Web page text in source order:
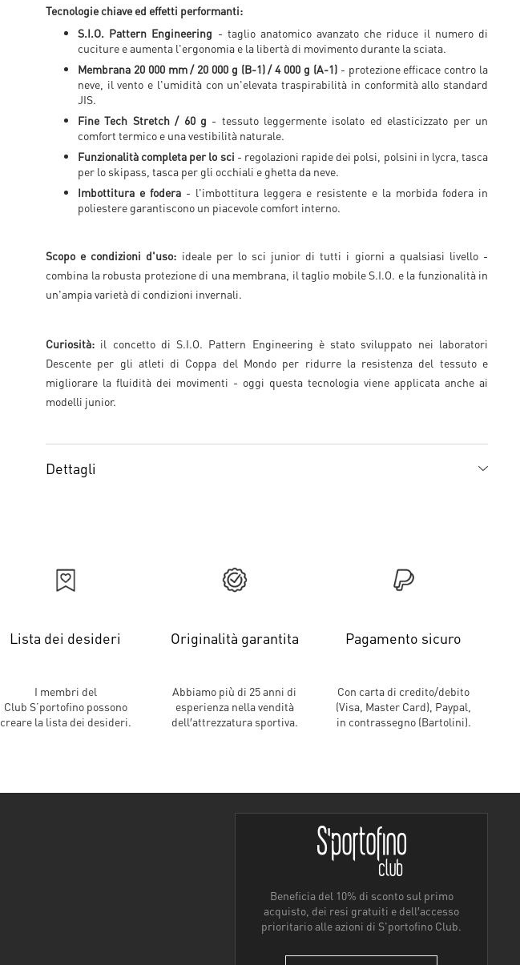
Tecnologie chiave ed effetti performanti:
S.I.O. Pattern Engineering - taglio anatomico avanzato che riduce il numero di
cuciture e aumenta l'ergonomia e la libertà di movimento durante la sciata.
Membrana 20 000 mm / 20 000 g (B-1) / 4 000 g (A-1)- protezione efficace contro la
neve, il vento e l'umidità con un'elevata traspirabilità in conformità allo standard
JIS.
Fine Tech Stretch / 60 g - tessuto leggermente isolato ed elasticizzato per un
comfort termico e una vestibilità naturale.
Funzionalità completa per lo sci - regolazioni rapide dei polsi, polsini in lycra, tasca
per lo skipass, tasca per gli occhiali e ghetta da neve.
Imbottitura e fodera - l'imbottitura leggera e resistente e la morbida fodera in
poliestere garantiscono un piacevole comfort interno.
Scopo e condizioni d'uso: ideale per lo sci junior di tutti i giorni a qualsiasi livello -
combina la robusta protezione di una membrana, il taglio mobile S.I.O. e la funzionalità in
un'ampia varietà di condizioni invernali.
Curiosità: il concetto di S.I.O. Pattern Engineering è stato sviluppato nei laboratori
Descente per gli atleti di Coppa del Mondo per ridurre la resistenza del tessuto e
migliorare la fluidità dei movimenti - oggi questa tecnologia viene applicata anche ai
modelli junior.
Dettagli
Lista dei desideri
I membri del
Club S’portofino possono
creare la lista dei desideri.
Originalità garantita
Abbiamo più di 25 anni di
esperienza nella vendità
dell′attrezzatura sportiva.
Pagamento sicuro
Con carta di credito/debito
(Visa, Master Card), Paypal,
in contrassegno (Bartolini).
Beneficia del 10% di sconto sul primo
acquisto, dei resi gratuiti e dell′accesso
prioritario alle azioni di S'portofino Club.